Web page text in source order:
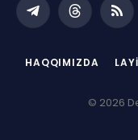
TelegramThreadsRSS
HAQQIMIZDA
© 2026